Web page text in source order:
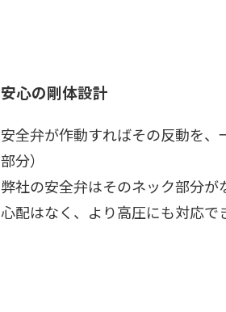
安心の剛体設計
安全弁が作動すればその反動を
部分）
弊社の安全弁はそのネック部分
心配はなく、より高圧にも対応で